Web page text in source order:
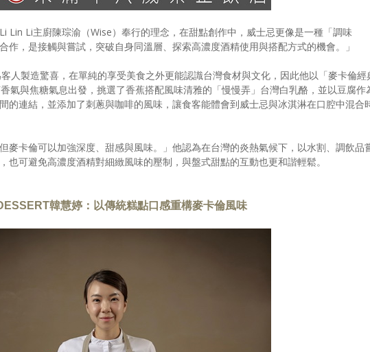
Lin Li主廚陳琮渝（Wise）奉行的理念，在甜點創作中，威士忌更像是一種「調味
作，是接觸與嘗試，突破自身同溫層、探索高濃度酒精使用與搭配方式的機會。」
人製造驚喜，在單純的享受美食之外更能認識台灣食材與文化，因此他以「麥卡倫經
氣與焦糖氣息出發，挑選了香蕉搭配風味清雅的「慢慢弄」台灣白乳酪，並以豆腐作
的連結，並添加了刺蔥與咖啡的風味，讓食客能體會到威士忌與冰淇淋在口腔中混合
麥卡倫可以加強深度、甜感與風味。」他認為在台灣的炎熱氣候下，以水割、調飲品
也可避免高濃度酒精對細緻風味的壓制，與盤式甜點的互動也更和諧輕鬆。
韓慧婷：以傳統糕點口感重構麥卡倫風味